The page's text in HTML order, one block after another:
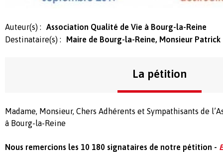
Auteur(s) :
Association Qualité de Vie à Bourg-la-Reine
Destinataire(s) :
Maire de Bourg-la-Reine, Monsieur Patrick
La pétition
Madame, Monsieur, Chers Adhérents et Sympathisants de
à Bourg-la-Reine
Nous remercions les 10 180 signataires de notre pétition -